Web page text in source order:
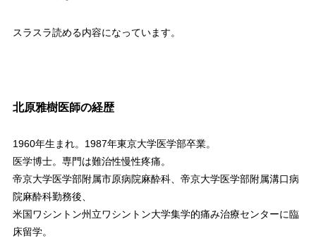
スラスラ読める内容になっています。
北原雅樹医師の経歴
1960年生まれ。1987年東京大学医学部卒業。
医学博士。専門は難治性慢性疼痛。
帝京大学医学部附属市原病院麻酔科、帝京大学医学部附属溝口病
院麻酔科勤務後、
米国ワシントン州立ワシントン大学集学的痛み治療センターに臨
床留学。